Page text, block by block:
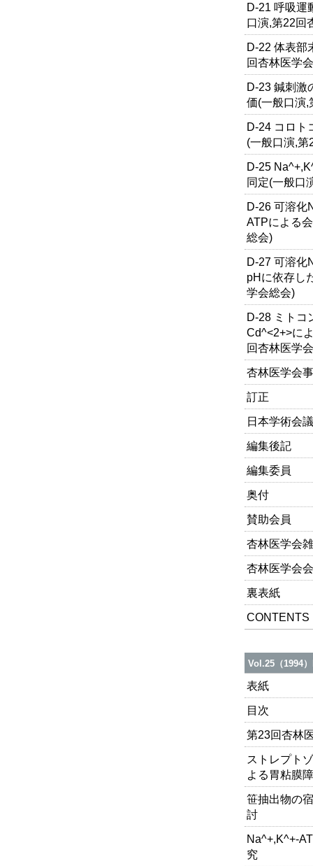
D-21 呼吸運
口演,第22回
D-22 体表部
回杏林医学
D-23 鍼刺激
価(一般口演,
D-24 コロト
(一般口演,第
D-25
同定(一般口
D-26 可溶化
ATPによる
総会)
D-27 可溶化
pHに依存し
学会総会)
D-28 ミトコ
Cd^<2+>に
回杏林医学
杏林医学会
訂正
日本学術会
編集後記
編集委員
奥付
賛助会員
杏林医学会
杏林医学会
裏表紙
CONTENTS
Vol.25（1994
表紙
目次
第23回杏林
ストレプト
よる胃粘膜
笹抽出物の
討
Na^+,K^+-
究